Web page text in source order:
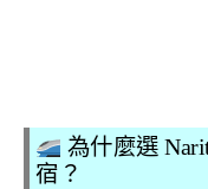
為什麼選
宿？